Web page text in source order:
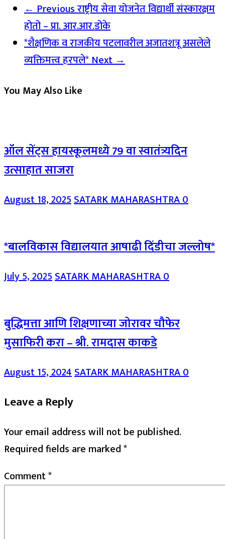
← Previousराष्ट्रीय सेवा योजनेत विद्यार्थी संस्कारक्षम
होतो – प्रा. आर.आर.डोके
*शैक्षणिक व राजकीय पटलावरील अजातशत्रू असलेले
व्यक्तिमत्त्व हरपले*Next →
You May Also Like
ऑल सेंट्स हायस्कूलमध्ये 79 वा स्वातंत्र्यदिन
उत्साहात साजरा
August 18, 2025SATARK MAHARASHTRA0
*बालविकास विद्यालयात आषाढी दिंडीचा जल्लोष*
July 5, 2025SATARK MAHARASHTRA0
बुद्धिमत्ता आणि शिक्षणाच्या जोरावर चौफेर
मुसाफिरी करा – श्री. रामदास काकडे
August 15, 2024SATARK MAHARASHTRA0
Leave a Reply
Your email address will not be published.
Required fields are marked*
Comment*